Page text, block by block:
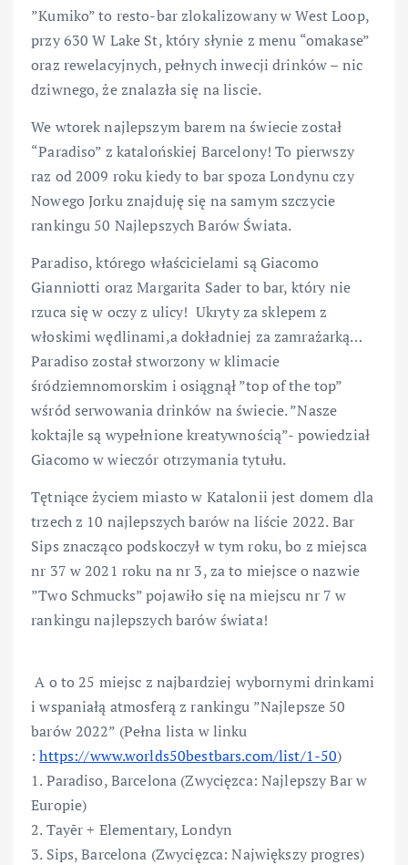
”Kumiko” to resto-bar zlokalizowany w West Loop,
przy 630 W Lake St, który słynie z menu “omakase”
oraz rewelacyjnych, pełnych inwecji drinków – nic
dziwnego, że znalazła się na liscie.
We wtorek najlepszym barem na świecie został
“Paradiso” z katalońskiej Barcelony! To pierwszy
raz od 2009 roku kiedy to bar spoza Londynu czy
Nowego Jorku znajduję się na samym szczycie
rankingu 50 Najlepszych Barów Świata.
Paradiso, którego właścicielami są Giacomo
Gianniotti oraz Margarita Sader to bar, który nie
rzuca się w oczy z ulicy! Ukryty za sklepem z
włoskimi wędlinami,a dokładniej za zamrażarką…
Paradiso został stworzony w klimacie
śródziemnomorskim i osiągnął ”top of the top”
wśród serwowania drinków na świecie. ”Nasze
koktajle są wypełnione kreatywnością”- powiedział
Giacomo w wieczór otrzymania tytułu.
Tętniące życiem miasto w Katalonii jest domem dla
trzech z 10 najlepszych barów na liście 2022. Bar
Sips znacząco podskoczył w tym roku, bo z miejsca
nr 37 w 2021 roku na nr 3, za to miejsce o nazwie
”Two Schmucks” pojawiło się na miejscu nr 7 w
rankingu najlepszych barów świata!
A o to 25 miejsc z najbardziej wybornymi drinkami
i wspaniałą atmosferą z rankingu ”Najlepsze 50
barów 2022” (Pełna lista w linku
:https://www.worlds50bestbars.com/list/1-50)
1. Paradiso, Barcelona (Zwycięzca: Najlepszy Bar w
Europie)
2. Tayēr + Elementary, Londyn
3. Sips, Barcelona (Zwycięzca: Największy progres)